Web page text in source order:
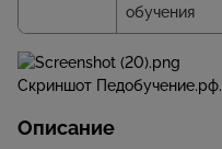
обучения
Скриншот Педобучение.рф.
Описание